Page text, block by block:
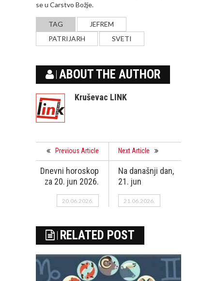
se u Carstvo Božje.
TAG
JEFREM
PATRIJARH
SVETI
ABOUT THE AUTHOR
Kruševac LINK
Previous Article
Dnevni horoskop
za 20. jun 2026.
20.06.2026.
Next Article
Na današnji dan,
21. jun
21.06.2026.
RELATED POST